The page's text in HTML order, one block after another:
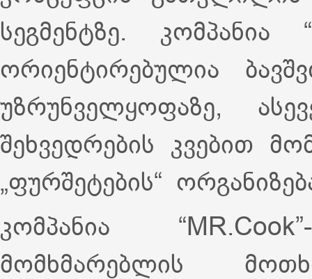
სეგმენტზე. კომპანია
ორიენტირებულია
უზრუნველყოფაზე,
შეხვედრების კვებით
„ფურშეტების“
კომპანია
მომხმარებლის